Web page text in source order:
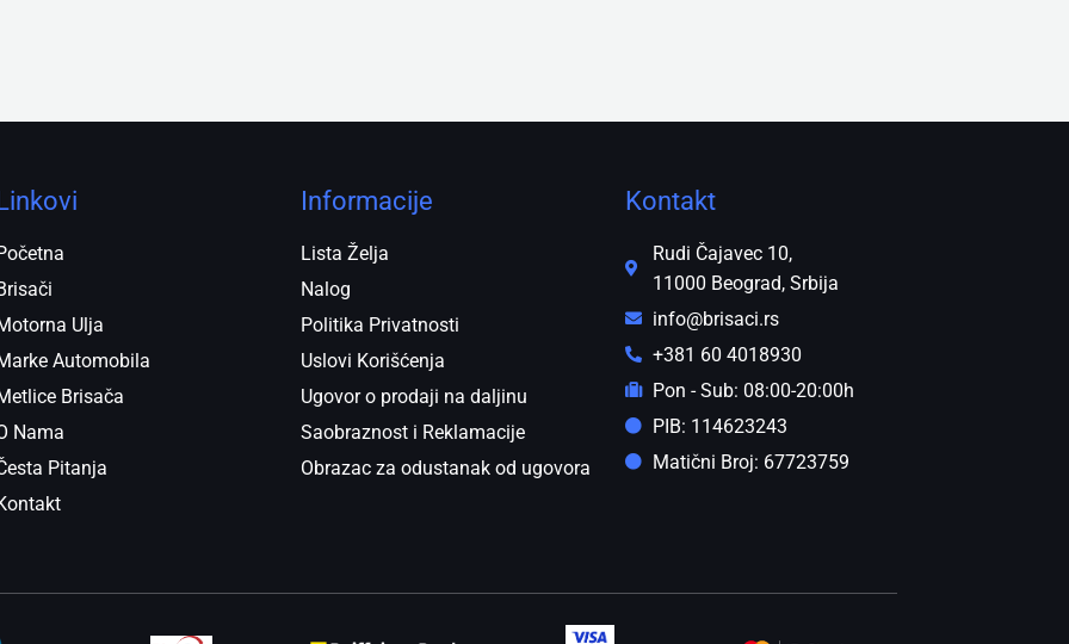
Ulja
Automobila
Brisača
Nama
Pitanja
Informacije
Lista Želja
Nalog
Politika Privatnosti
Uslovi Korišćenja
Ugovor o prodaji na daljinu
Saobraznost i Reklamacije
Obrazac za odustanak od ugovora
Kontakt
Rudi Čajavec 10,
11000 Beograd, Srbija
info@brisaci.rs
+381 60 4018930
Pon - Sub: 08:00-20:00h
PIB: 114623243
Matični Broj: 67723759